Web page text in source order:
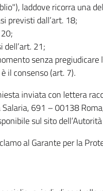
laddove ricorra una
previsti dall’art. 18;
21;
senza
il consenso (art. 7).
inviata con lettera
691 – 00138
sul sito
al Garante per la